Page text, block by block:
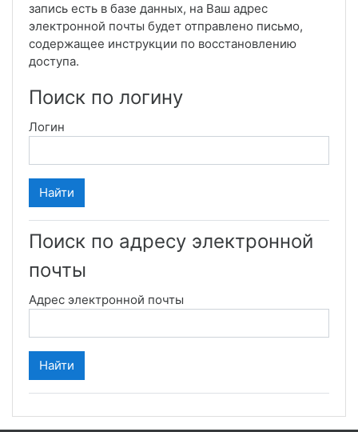
запись есть в базе данных, на Ваш адрес
электронной почты будет отправлено письмо,
содержащее инструкции по восстановлению
доступа.
Поиск по логину
Логин
Поиск по адресу электронной
почты
Адрес электронной почты